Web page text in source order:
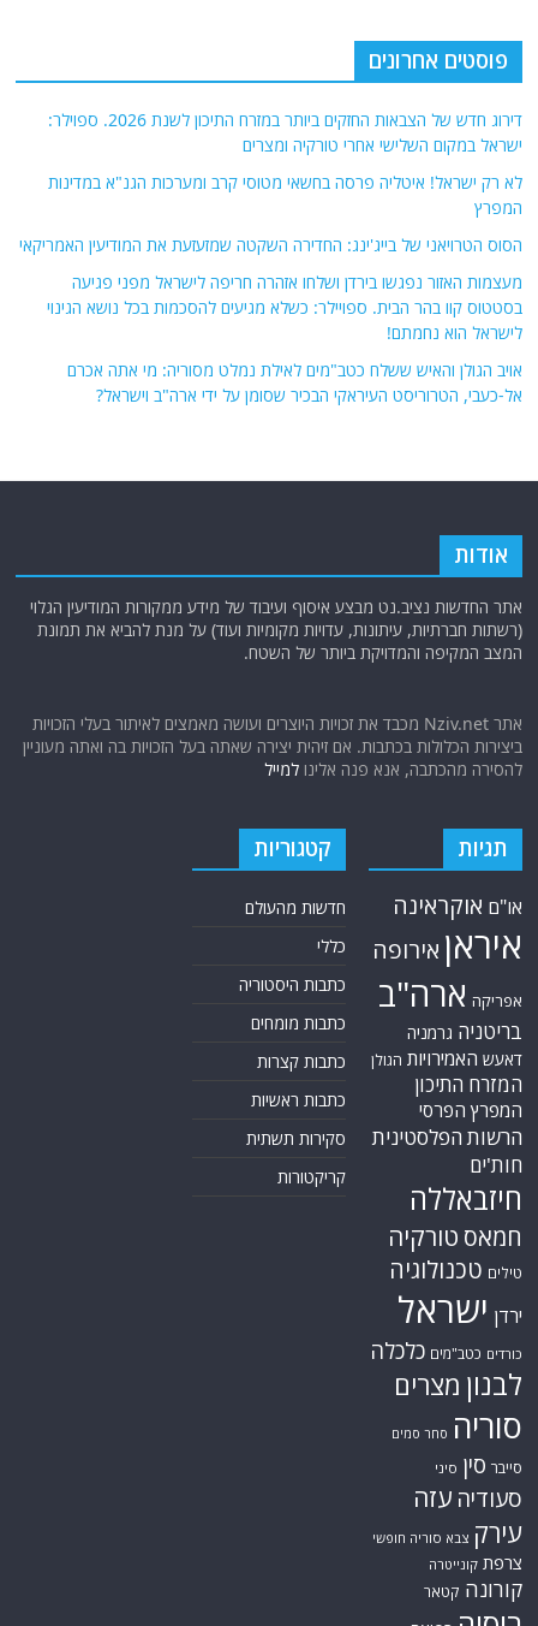
פוסטים אחרונים
דירוג חדש של הצבאות החזקים ביותר במזרח התיכון לשנת 2026. ספוילר:
ישראל במקום השלישי אחרי טורקיה ומצרים
לא רק ישראל! איטליה פרסה בחשאי מטוסי קרב ומערכות הגנ"א במדינות
המפרץ
הסוס הטרויאני של בייג'ינג: החדירה השקטה שמזעזעת את המודיעין האמריקאי
מעצמות האזור נפגשו בירדן ושלחו אזהרה חריפה לישראל מפני פגיעה
בסטטוס קוו בהר הבית. ספויילר: כשלא מגיעים להסכמות בכל נושא הגינוי
לישראל הוא נחמתם!
אויב הגולן והאיש ששלח כטב"מים לאילת נמלט מסוריה: מי אתה אכרם
אל-כעבי, הטרוריסט העיראקי הבכיר שסומן על ידי ארה"ב וישראל?
אודות
אתר החדשות נציב.נט מבצע איסוף ועיבוד של מידע ממקורות המודיעין הגלוי
(רשתות חברתיות, עיתונות, עדויות מקומיות ועוד) על מנת להביא את תמונת
המצב המקיפה והמדויקת ביותר של השטח.
אתר Nziv.net מכבד את זכויות היוצרים ועושה מאמצים לאיתור בעלי הזכויות
ביצירות הכלולות בכתבות. אם זיהית יצירה שאתה בעל הזכויות בה ואתה מעוניין
להסירה מהכתבה, אנא פנה אלינולמייל
תגיות
או"ם אוקראינה
איראן אירופה
אפריקה ארה"ב
בריטניה גרמניה
דאעש האמירויות הגולן
המזרח התיכון
המפרץ הפרסי
הרשות הפלסטינית
חות'ים
חיזבאללה
חמאס טורקיה
טילים טכנולוגיה
ירדן ישראל
כורדים כטב"מים כלכלה
לבנון מצרים
סוריה סחר סמים
סייבר סין סיני
סעודיה עזה
עירק צבא סוריה חופשי
צרפת קונייטרה
קורונה קטאר
קטגוריות
חדשות מהעולם
כללי
כתבות היסטוריה
כתבות מומחים
כתבות קצרות
כתבות ראשיות
סקירות תשתית
קריקטורות